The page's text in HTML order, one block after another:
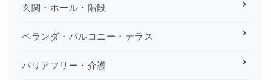
玄関・ホール・階段
ベランダ・バルコニー・テラス
バリアフリー・介護